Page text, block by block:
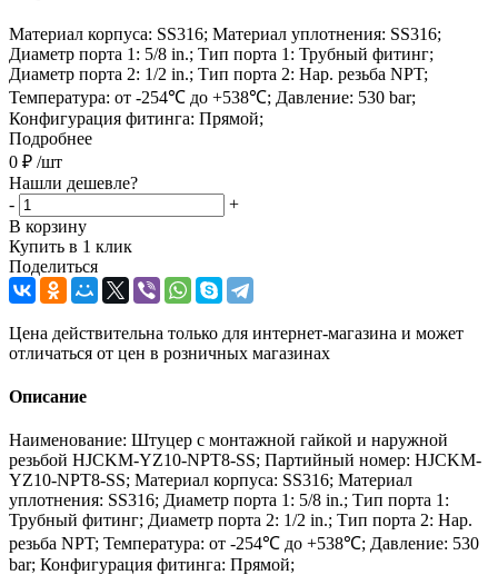
Материал корпуса: SS316; Материал уплотнения: SS316;
Диаметр порта 1: 5/8 in.; Тип порта 1: Трубный фитинг;
Диаметр порта 2: 1/2 in.; Тип порта 2: Нар. резьба NPT;
Температура: от -254℃ до +538℃; Давление: 530 bar;
Конфигурация фитинга: Прямой;
Подробнее
0 ₽ /шт
Нашли дешевле?
-
+
В корзину
Купить в 1 клик
Поделиться
Цена действительна только для интернет-магазина и может
отличаться от цен в розничных магазинах
Описание
Наименование: Штуцер с монтажной гайкой и наружной
резьбой HJCKM-YZ10-NPT8-SS; Партийный номер: HJCKM-
YZ10-NPT8-SS; Материал корпуса: SS316; Материал
уплотнения: SS316; Диаметр порта 1: 5/8 in.; Тип порта 1:
Трубный фитинг; Диаметр порта 2: 1/2 in.; Тип порта 2: Нар.
резьба NPT; Температура: от -254℃ до +538℃; Давление: 530
bar; Конфигурация фитинга: Прямой;